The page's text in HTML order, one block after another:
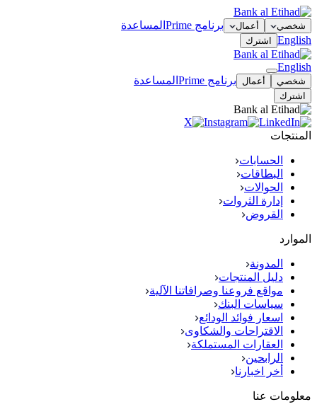
شخصي أعمال برنامج Prime
المساعدة
English
اشترك
English
شخصي أعمال برنامج Prime المساعدة
اشترك
المنتجات
الحسابات
البطاقات
الحوالات
إدارة الثروات
القروض
الموارد
المدونة
دليل المنتجات
مواقع فروعنا وصرافاتنا الآلية
سياسات البنك
اسعار فوائد الودائع
الاقتراحات والشكاوى
العقارات المستملكة
الرابحين
أخر اخبارنا
معلومات عنا